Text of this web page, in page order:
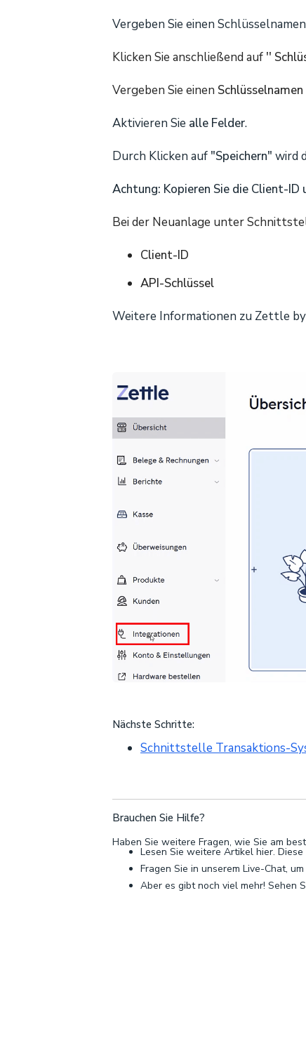
Vergeben Sie einen
Klicken Sie anschließend auf ''
Vergeben Sie einen Schlüsselnamen
Aktivieren Sie alle Felder.
Durch Klicken auf "Speichern" wird
Achtung: Kopieren Sie die Client-ID
Bei der Neuanlage unter
Client-ID
API-Schlüssel
Weitere Informationen zu Zettle by
Nächste Schritte:
Schnittstelle Transaktions-
Brauchen Sie Hilfe?
Haben Sie weitere Fragen, wie Sie am
Lesen Sie weitere Artikel hier.
Fragen Sie in unserem Live-Chat,
Aber es gibt noch viel mehr! Sehen